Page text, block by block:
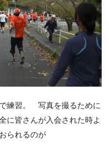
練習。 写真を撮るために
に皆さんが入会された時よ
られるのが